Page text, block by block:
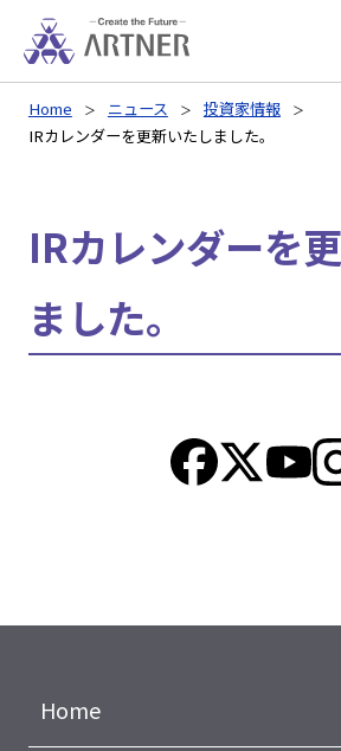
Home ニュース
投資家情報
IRカレンダーを更新いたしました。
IRカレンダーを
ました。
Home